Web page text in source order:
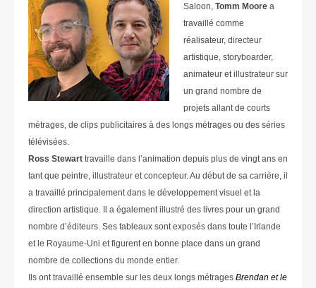
Saloon, Tomm Moore a
travaillé comme
réalisateur, directeur
artistique, storyboarder,
animateur et illustrateur sur
un grand nombre de
projets allant de courts
métrages, de clips publicitaires à des longs métrages ou des séries
télévisées.
Ross Stewart travaille dans l’animation depuis plus de vingt ans en
tant que peintre, illustrateur et concepteur. Au début de sa carrière, il
a travaillé principalement dans le développement visuel et la
direction artistique. Il a également illustré des livres pour un grand
nombre d’éditeurs. Ses tableaux sont exposés dans toute l’Irlande
et le Royaume-Uni et figurent en bonne place dans un grand
nombre de collections du monde entier.
Ils ont travaillé ensemble sur les deux longs métrages Brendan et le